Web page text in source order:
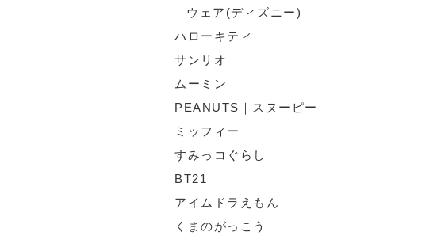
ウェア(ディズニー)
ハローキティ
サンリオ
ムーミン
PEANUTS｜スヌーピー
ミッフィー
すみっコぐらし
BT21
アイムドラえもん
くまのがっこう